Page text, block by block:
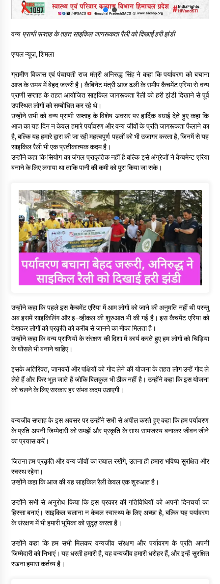
शिक्षा निदेशालय ने जारी किया स्पष्टीकरण
देहरा पुलिस की बड़ी कार्रवाई- 90 लाख नकद और 2 करोड़के सोने के
आभूषण बरामद, 7 आरोपी गिरफ्तार
05/08/2026
पिंजौर-बद्दी फोरलेन परियोजना को मिली बड़ी गति, 378.48 करोड़ की लागत
से बैलेंस कार्य का अवार्ड जारी : हर्ष महाजन
05/08/2026
वन्यप्राणी सप्ताह के तहत साइकिल जागरूकता रैली को दिखाई हरी झंडी
एप्पल न्यूज़, शिमला
ग्रामीण विकास एवं पंचायती राज मंत्री अनिरुद्ध सिंह ने कहा कि पर्यावरण को बचाना
आज के समय में बेहद जरुरी है। कैबिनेट मंत्री आज ढली के समीप कैचमेंट एरिया से वन्य
प्राणी सप्ताह के तहत आयोजित साइकिल जागरूकता रैली को हरी झंडी दिखाने से पूर्व
उपस्थित लोगों को सम्बोधित कर रहे थे।
उन्होंने सभी को वन्य प्राणी सप्ताह के विशेष अवसर पर हार्दिक बधाई देते हुए कहा कि
आज का यह दिन न केवल हमारे पर्यावरण और वन्य जीवों के प्रति जागरूकता फैलाने का
है, बल्कि यह हमारे द्वारा की जा रही महत्वपूर्ण पहलों को भी उजागर करता है, जिनमें से यह
साइकिल रैली भी एक प्रतीकात्मक कदम है।
उन्होंने कहा कि सियोग का जंगल प्राकृतिक नहीं है बल्कि इसे अंग्रेजों ने कैचमेन्ट एरिया
बनाने के लिए लगाया था ताकि पानी की कमी को पूरा किया जा सके।
उन्होंने कहा कि पहले इस कैचमेंट एरिया में आम लोगों को जाने की अनुमति नहीं थी परन्तु
अब इसमें साइकिलिंग और इ-व्हीकल की शुरुआत भी की गई है। इस कैचमेंट एरिया को
देखकर लोगों को प्रकृति को करीब से जानने का मौका मिलता है।
उन्होंने कहा कि वन्य प्राणियों के संरक्षण की दिशा में कार्य करते हुए हम लोगों को चिड़िया
के घोंसले भी बनाने चाहिए।
इसके अतिरिक्त, जानवरों और पक्षियों को गोद लेने की योजना के तहत लोग उन्हें गोद ले
लेते हैं और फिर भूल जाते हैं जोकि बिलकुल भी ठीक नहीं है। उन्होंने कहा कि इस योजना
को चलने के लिए सरकार हर संभव कदम उठाएगी।
वन्यजीव सप्ताह के इस अवसर पर उन्होंने सभी से अपील करते हुए कहा कि हम पर्यावरण
के प्रति अपनी जिम्मेदारी को समझें और प्रकृति के साथ सामंजस्य बनाकर जीवन जीने
का प्रयास करें।
जितना हम प्रकृति और वन्य जीवों का ख्याल रखेंगे, उतना ही हमारा भविष्य सुरक्षित और
स्वस्थ रहेगा।
उन्होंने कहा कि आज की यह साइकिल रैली केवल एक शुरुआत है।
उन्होंने सभी से अनुरोध किया कि इस प्रकार की गतिविधियों को अपनी दिनचर्या का
हिस्सा बनाएं। साइकिल चलाना न केवल स्वास्थ्य के लिए अच्छा है, बल्कि यह पर्यावरण
के संरक्षण में भी हमारी भूमिका को सुदृढ़ करता है।
उन्होंने कहा कि हम सभी मिलकर वन्यजीव संरक्षण और पर्यावरण के प्रति अपनी
जिम्मेदारी को निभाएं। यह धरती हमारी है, यह वन्यजीव हमारी धरोहर हैं, और इन्हें सुरक्षित
रखना हमारा कर्तव्य है।